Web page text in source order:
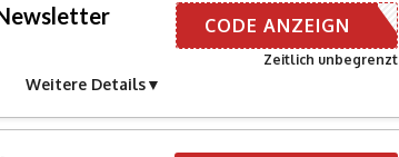
Weitere Details
R E-MAIL
CODE ANZEIGN
Zeitlich unbegrenzt